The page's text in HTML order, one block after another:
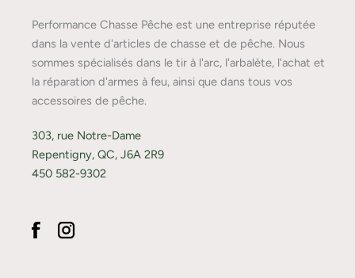
Performance Chasse Pêche est une entreprise réputée
dans la vente d'articles de chasse et de pêche. Nous
sommes spécialisés dans le tir à l'arc, l'arbalète, l'achat et
la réparation d'armes à feu, ainsi que dans tous vos
accessoires de pêche.
303, rue Notre-Dame
Repentigny, QC, J6A 2R9
450 582-9302